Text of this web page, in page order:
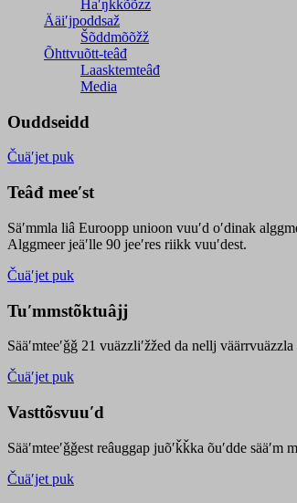
Haʹŋǩǩõõzz
Ääiʹjpoddsaž
Šõddmõõžž
Õhttvuõtt-teâđ
Laasktemteâđ
Media
Ouddseidd
Čuäʹjet puk
Teâđ meeʹst
Säʹmmla liâ Euroopp unioon vuuʹd oʹdinak
Alggmeer jeäʹlle 90 jeeʹres riikk vuuʹdest.
Čuäʹjet puk
Tuʹmmstõktuâjj
Sääʹmteeʹǧǧ 21 vuäzzliʹžžed da nellj
Čuäʹjet puk
Vasttõsvuuʹd
Sääʹmteeʹǧǧest reâuggap juõʹǩǩka õuʹdde sääʹm
Čuäʹjet puk